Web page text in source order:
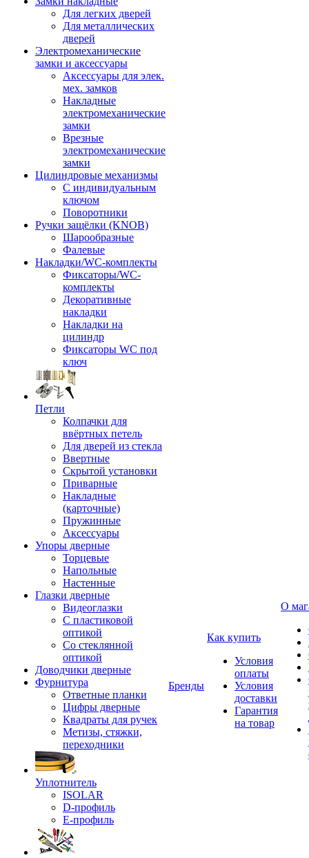
Для легких дверей
Для металлических
дверей
Электромеханические
замки и аксессуары
Аксессуары для элек.
мех. замков
Накладные
электромеханические
замки
Врезные
электромеханические
замки
Цилиндровые механизмы
С индивидуальным
ключом
Поворотники
Ручки защёлки (KNOB)
Шарообразные
Фалевые
Накладки/WC-комплекты
Фиксаторы/WC-
комплекты
Декоративные
накладки
Накладки на
цилиндр
Фиксаторы WC под
ключ
Петли
Колпачки для
ввёртных петель
Для дверей из стекла
Ввертные
Скрытой установки
Приварные
Накладные
(карточные)
Пружинные
Аксессуары
Упоры дверные
Торцевые
Напольные
Настенные
Глазки дверные
Видеоглазки
С пластиковой
оптикой
Со стеклянной
оптикой
Доводчики дверные
Фурнитура
Ответные планки
Цифры дверные
Квадраты для ручек
Метизы, стяжки,
переходники
Уплотнитель
ISOLAR
D-профиль
Е-профиль
Бренды
Как купить
Условия
оплаты
Условия
доставки
Гарантия
на товар
О